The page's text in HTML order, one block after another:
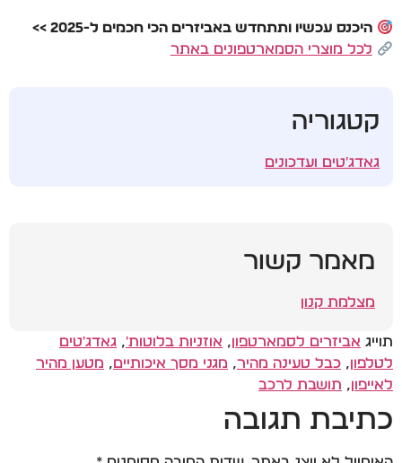
היכנס עכשיו ותתחדש באביזרים הכי חכמים ל-2025 >>
לכל מוצרי הסמארטפונים באתר
קטגוריה
גאדג'טים ועדכונים
מאמר קשור
מצלמת קנון
תוייג אביזרים לסמארטפון, אוזניות בלוטות', גאדג'טים
לטלפון, כבל טעינה מהיר, מגני מסך איכותיים, מטען מהיר
לאייפון, תושבת לרכב
כתיבת תגובה